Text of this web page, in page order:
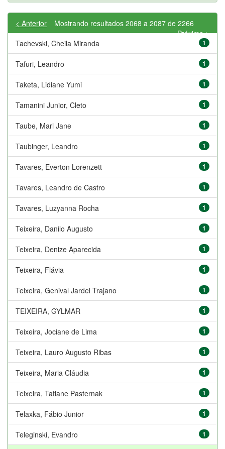
Mostrando resultados 2068 a 2087 de 2266
< Anterior
Próximo >
Tachevski, Cheila Miranda
1
Tafuri, Leandro 1
Taketa, Lidiane Yumi 1
Tamanini Junior, Cleto 1
Taube, Mari Jane 1
Taubinger, Leandro 1
Tavares, Everton Lorenzett 1
Tavares, Leandro de Castro 1
Tavares, Luzyanna Rocha 1
Teixeira, Danilo Augusto 1
Teixeira, Denize Aparecida 1
Teixeira, Flávia 1
Teixeira, Genival Jardel Trajano 1
TEIXEIRA, GYLMAR 1
Teixeira, Jociane de Lima 1
Teixeira, Lauro Augusto Ribas 1
Teixeira, Maria Cláudia 1
Teixeira, Tatiane Pasternak 1
Telaxka, Fábio Junior 1
Teleginski, Evandro 1